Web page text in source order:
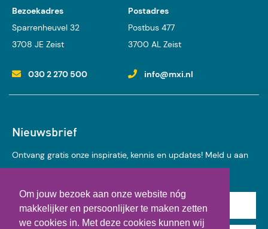
Om jouw bezoek aan onze website nóg
makkelijker en persoonlijker te maken zetten
we cookies in. Met deze cookies kunnen wij
Bezoekadres
Sparrenheuvel 32
3708 JE Zeist
Postadres
Postbus 477
3700 AL Zeist
030 2 270 500 info@mxi.nl
Nieuwsbrief
Ontvang gratis onze inspiratie, kennis en updates! Meld u aan
voor onze nieuwsbrief:
Achternaam